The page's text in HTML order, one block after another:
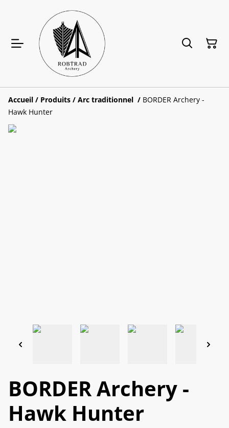
Accueil / Produits / Arc traditionnel / BORDER Archery -
Hawk Hunter
BORDER Archery -
Hawk Hunter